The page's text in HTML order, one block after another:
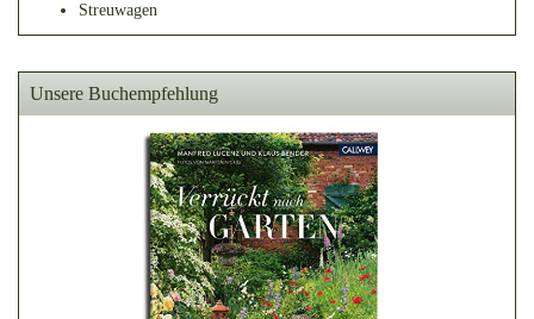
Streuwagen
Unsere Buchempfehlung